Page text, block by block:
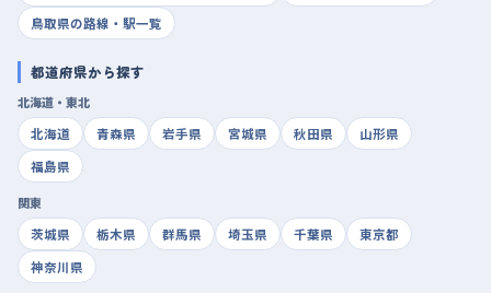
鳥取県の路線・駅一覧
都道府県から探す
北海道・東北
北海道
青森県 岩手県 宮城県 秋田県
山形県
福島県
関東
茨城県
栃木県 群馬県 埼玉県 千葉県
東京都
神奈川県